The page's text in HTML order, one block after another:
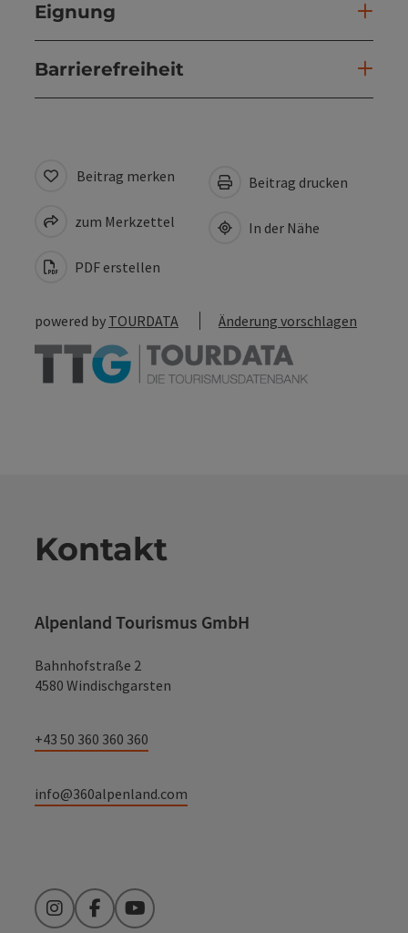
Eignung
Barrierefreiheit
Beitrag merken
zum Merkzettel
PDF erstellen
Beitrag drucken
In der Nähe
powered by TOURDATA Änderung vorschlagen
Kontakt
Alpenland Tourismus GmbH
Bahnhofstraße 2
4580 Windischgarsten
+43 50 360 360 360
info@360alpenland.com
InstagramFacebookYouTube